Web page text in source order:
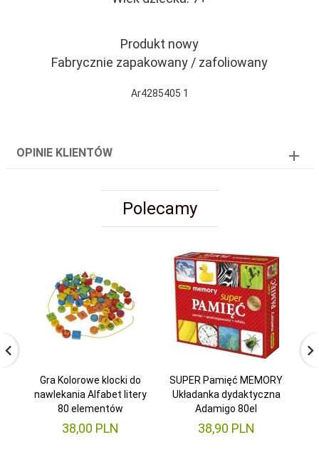
Produkt nowy
Fabrycznie zapakowany / zafoliowany
Ar4285405 1
OPINIE KLIENTÓW
Polecamy
Gra Kolorowe klocki do
nawlekania Alfabet litery
80 elementów
38,00 PLN
SUPER Pamięć MEMORY
Układanka dydaktyczna
Adamigo 80el
38,90 PLN